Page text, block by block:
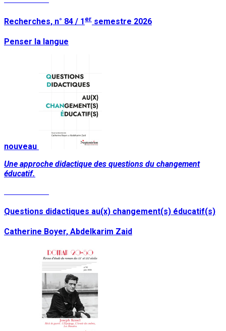
Recherches, n° 84 / 1 er semestre 2026
Penser la langue
nouveau
Une approche didactique des questions du changement
éducatif.
Questions didactiques au(x) changement(s) éducatif(s)
Catherine Boyer, Abdelkarim Zaid